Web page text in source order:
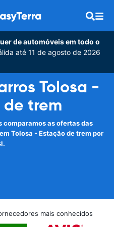
de automóveis em todo o
até 11 de agosto de 2026
Tolosa -
de trem
comparamos as ofertas das
Tolosa - Estação de trem por
mais conhecidos